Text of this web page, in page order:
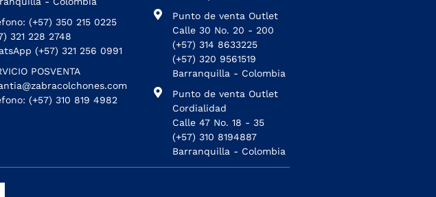
(+57) 350 215 0225
321 228 2748
(+57) 321 256 0991
POSVENTA
(+57) 310 819 4982
Punto de venta Outlet
Calle 30 No. 20 - 200
(+57) 314 8633225
(+57) 320 9561519
Barranquilla - Colombia
Punto de venta Outlet
Cordialidad
Calle 47 No. 18 - 35
(+57) 310 8194887
Barranquilla - Colombia